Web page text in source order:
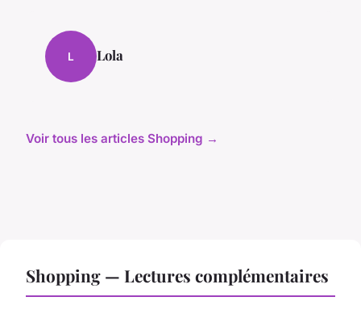
L Lola
Voir tous les articles Shopping →
Shopping — Lectures complémentaires